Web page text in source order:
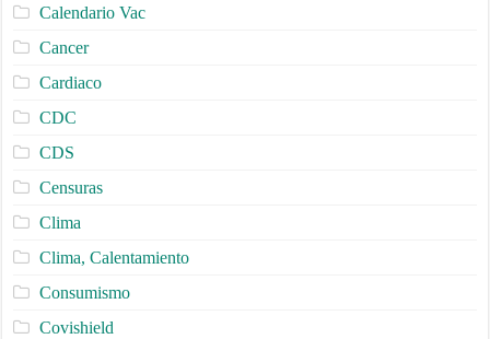
Calendario Vac
Cancer
Cardiaco
CDC
CDS
Censuras
Clima
Clima, Calentamiento
Consumismo
Covishield